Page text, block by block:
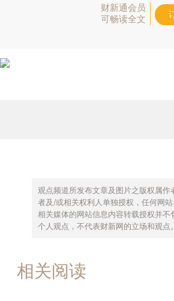
财新通会员
可畅读全文
观点频道所发布文章及图片之版权属
者及/或相关权利人单独授权，任何网
相关媒体的网站信息内容转载授权并
个人观点，不代表财新网的立场和观点。
相关阅读